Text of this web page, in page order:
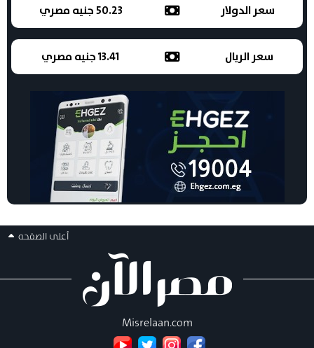
سعر الدولار 50.23 جنيه مصري
سعر الريال 13.41 جنيه مصري
أعلى الصفحه
Misrelaan.com